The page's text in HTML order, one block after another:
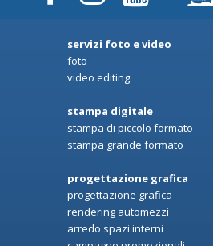
servizi foto e video
foto
video editing
stampa digitale
stampa di piccolo formato
stampa grande formato
progettazione grafica
progettazione grafica
rendering automezzi
arredo spazi interni